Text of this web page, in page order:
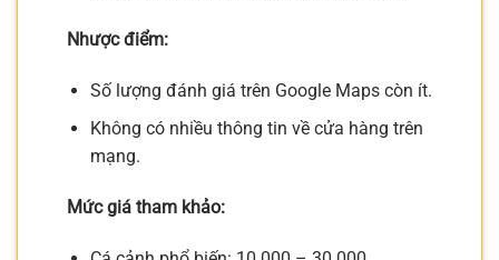
Nhược điểm:
Số lượng đánh giá trên Google Maps còn ít.
Không có nhiều thông tin về cửa hàng trên
mạng.
Mức giá tham khảo: